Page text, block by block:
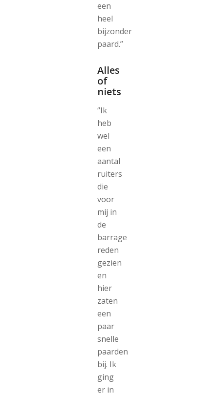
een
heel
bijzonder
paard.’’
Alles
of
niets
‘’Ik
heb
wel
een
aantal
ruiters
die
voor
mij in
de
barrage
reden
gezien
en
hier
zaten
een
paar
snelle
paarden
bij. Ik
ging
er in